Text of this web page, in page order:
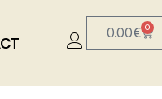
0.00€ 0